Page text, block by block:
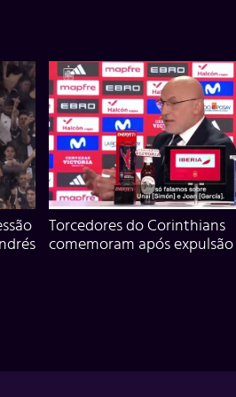
Torcedores do Corinthians
comemoram após